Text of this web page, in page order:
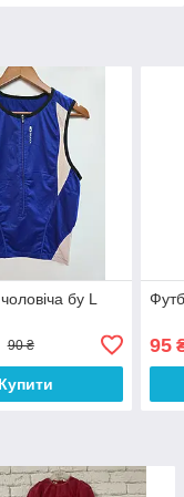
бу L
90 ₴
Купити
95